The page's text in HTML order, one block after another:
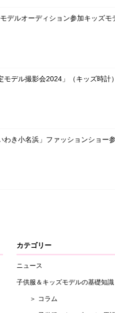
デルオーディション参加キッズモ
モデル撮影会2024」（キッズ時
わき小名浜」ファッションショー
カテゴリー
ニュース
子供服＆キッズモデルの基礎知識
＞ コラム